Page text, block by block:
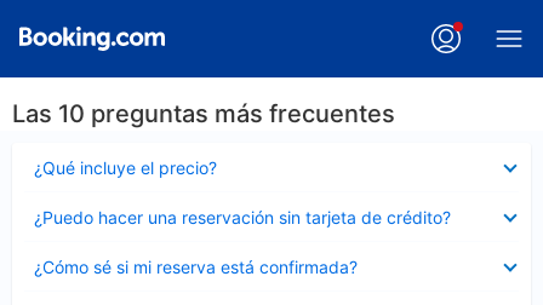
Las 10 preguntas más frecuentes
¿Qué incluye el precio?
cerrado
¿Puedo hacer una reservación sin tarjeta de crédito?
cerrado
¿Cómo sé si mi reserva está confirmada?
cerrado